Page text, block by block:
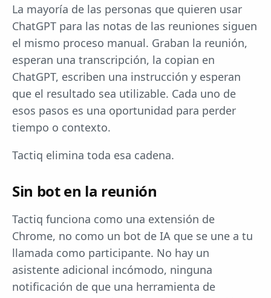
La mayoría de las personas que quieren usar
ChatGPT para las notas de las reuniones siguen
el mismo proceso manual. Graban la reunión,
esperan una transcripción, la copian en
ChatGPT, escriben una instrucción y esperan
que el resultado sea utilizable. Cada uno de
esos pasos es una oportunidad para perder
tiempo o contexto.
Tactiq elimina toda esa cadena.
Sin bot en la reunión
Tactiq funciona como una extensión de
Chrome, no como un bot de IA que se une a tu
llamada como participante. No hay un
asistente adicional incómodo, ninguna
notificación de que una herramienta de